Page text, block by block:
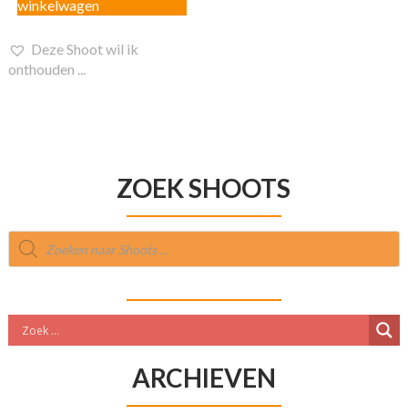
winkelwagen
Deze Shoot wil ik
onthouden ...
ZOEK SHOOTS
Producten
zoeken
ARCHIEVEN